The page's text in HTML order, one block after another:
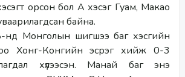
орсон бол А хэсэг Гуам, Макао
байна.
Монголын шигшээ баг хэсгийн
Хонг-Конгийн эсрэг хийж 0-3
хүлээсэн. Манай баг энэ